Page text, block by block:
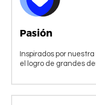
Pasión
Inspirados por
el logro de grandes